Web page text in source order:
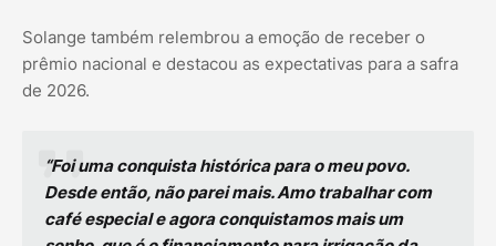
Solange também relembrou a emoção de receber o
prêmio nacional e destacou as expectativas para a safra
de 2026.
“Foi uma conquista histórica para o meu povo.
Desde então, não parei mais. Amo trabalhar com
café especial e agora conquistamos mais um